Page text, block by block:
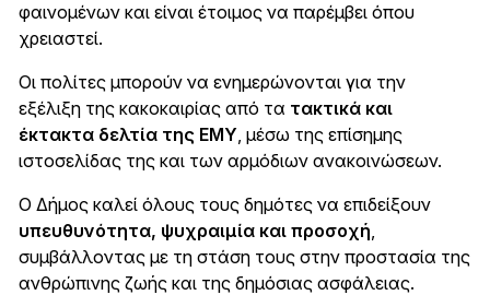
φαινομένων και είναι έτοιμος να παρέμβει όπου
χρειαστεί.
Οι πολίτες μπορούν να ενημερώνονται για την
εξέλιξη της κακοκαιρίας από τα τακτικά και
έκτακτα δελτία της ΕΜΥ, μέσω της επίσημης
ιστοσελίδας της και των αρμόδιων ανακοινώσεων.
Ο Δήμος καλεί όλους τους δημότες να επιδείξουν
υπευθυνότητα, ψυχραιμία και προσοχή,
συμβάλλοντας με τη στάση τους στην προστασία της
ανθρώπινης ζωής και της δημόσιας ασφάλειας.